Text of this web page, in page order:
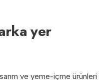
yer
ve yeme-içme ürünleri